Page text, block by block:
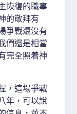
恢復的職事
的敬拜有
爭戰還沒有
們還是相當
完全照着神
，這場爭戰
年，可以說